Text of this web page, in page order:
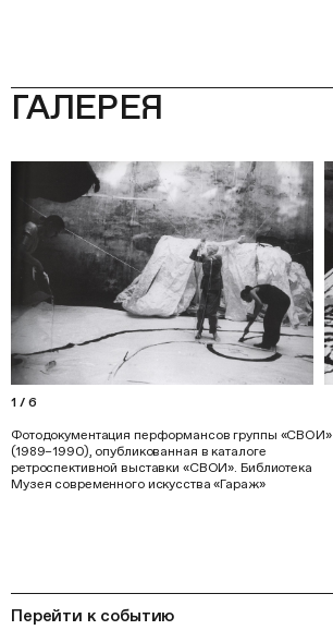
ГАЛЕРЕЯ
1/ 6
Фотодокументация перформансов группы «СВОИ»
(1989–1990), опубликованная в каталоге
ретроспективной выставки «СВОИ». Библиотека
Музея современного искусства «Гараж»
Перейти к событию